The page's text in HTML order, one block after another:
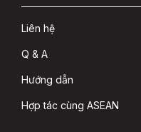
Liên hệ
Q & A
Hướng dẫn
Hợp tác cùng ASEAN